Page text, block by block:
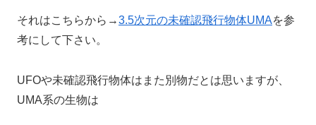
それはこちらから→3.5次元の未確認飛行物体UMAを参
考にして下さい。
UFOや未確認飛行物体はまた別物だとは思いますが、
UMA系の生物は